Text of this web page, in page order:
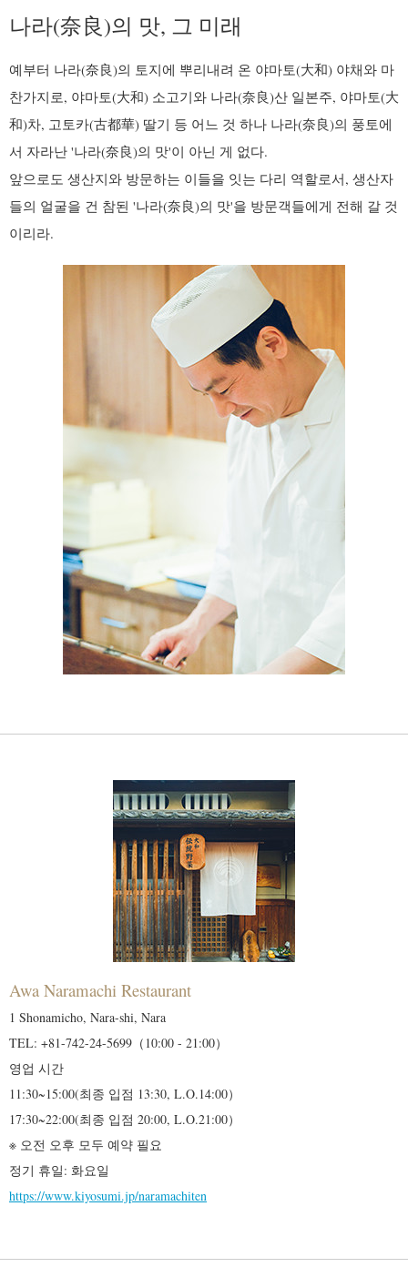
나라(奈良)의 맛, 그 미래
예부터 나라(奈良)의 토지에 뿌리내려 온 야마토(大和) 야채와 마
찬가지로, 야마토(大和) 소고기와 나라(奈良)산 일본주, 야마토(大
和)차, 고토카(古都華) 딸기 등 어느 것 하나 나라(奈良)의 풍토에
서 자라난 '나라(奈良)의 맛'이 아닌 게 없다.
앞으로도 생산지와 방문하는 이들을 잇는 다리 역할로서, 생산자
들의 얼굴을 건 참된 '나라(奈良)의 맛'을 방문객들에게 전해 갈 것
이리라.
Awa Naramachi Restaurant
1 Shonamicho, Nara-shi, Nara
TEL: +81-742-24-5699（10:00 - 21:00）
영업 시간
11:30~15:00(최종 입점 13:30, L.O.14:00）
17:30~22:00(최종 입점 20:00, L.O.21:00）
※ 오전 오후 모두 예약 필요
정기 휴일: 화요일
https://www.kiyosumi.jp/naramachiten